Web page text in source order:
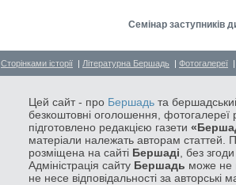
Семінар заступників
Сторінками історії | Літературна Бершадь | Фотогалереї
Цей сайт - про Бершадь та
безкоштовні оголошення, фотогалереї
підготовлено редакцією газети
матеріали належать авторам статтей.
розміщена на сайті Бершаді , без
Адміністрація сайту Бершадь може не
не несе відповідальності за авторські